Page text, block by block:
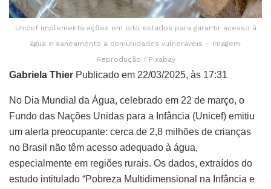
Unicef implementa ações em oito estados para garantir acesso à
água e saneamento a comunidades vulneráveis – Imagem:
Reprodução / Pixabay
Gabriela Thier Publicado em 22/03/2025, às 17:31
No Dia Mundial da Água, celebrado em 22 de março, o
Fundo das Nações Unidas para a Infância (Unicef) emitiu
um alerta preocupante: cerca de 2,8 milhões de crianças
no Brasil não têm acesso adequado à água,
especialmente em regiões rurais. Os dados, extraídos do
estudo intitulado “Pobreza Multidimensional na Infância e